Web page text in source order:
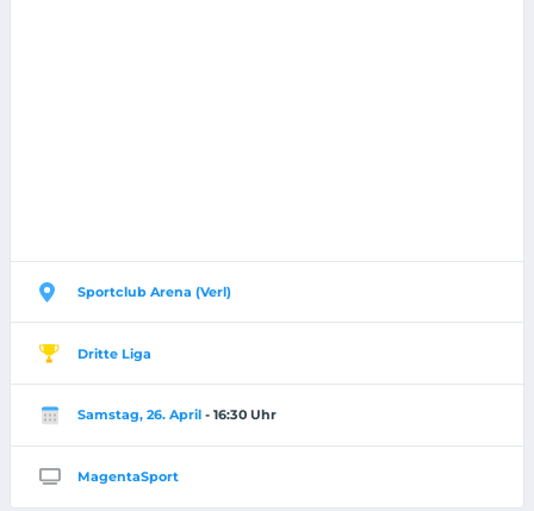
Sportclub Arena (Verl)
Dritte Liga
Samstag, 26. April - 16:30 Uhr
MagentaSport